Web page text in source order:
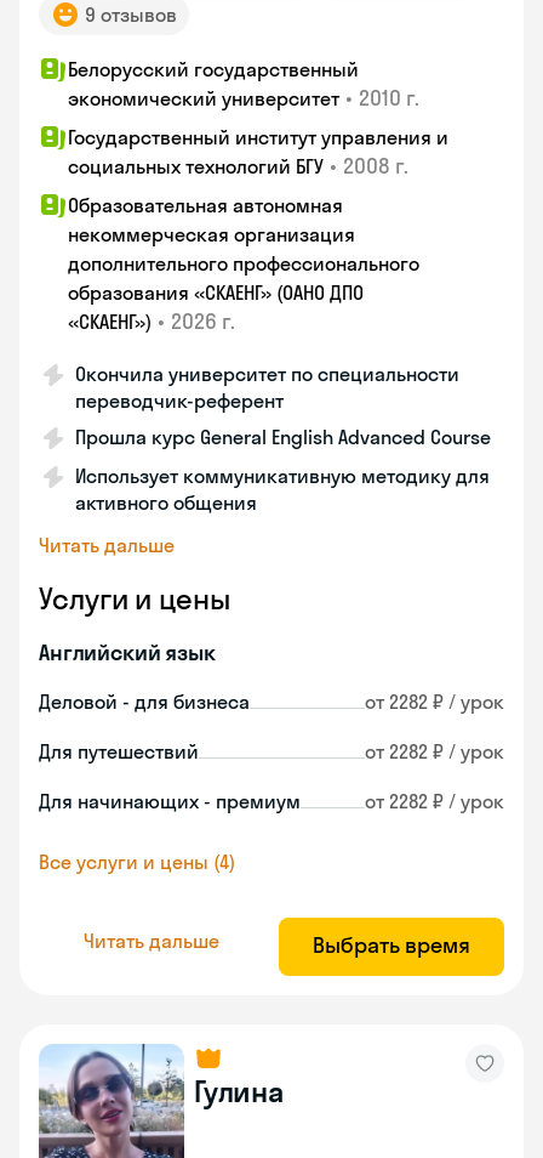
9 отзывов
Белорусский государственный
экономический университет • 2010 г.
Государственный институт управления и
социальных технологий БГУ • 2008 г.
Образовательная автономная
некоммерческая организация
дополнительного профессионального
образования «СКАЕНГ» (ОАНО ДПО
«СКАЕНГ») • 2026 г.
Окончила университет по специальности
переводчик-референт
Прошла курс General English Advanced Course
Использует коммуникативную методику для
активного общения
Читать дальше
Услуги и цены
Английский язык
Деловой - для бизнеса от 2282 ₽ / урок
Для путешествий от 2282 ₽ / урок
Для начинающих - премиум от 2282 ₽ / урок
Все услуги и цены (4)
Читать дальше Выбрать время
Гулина